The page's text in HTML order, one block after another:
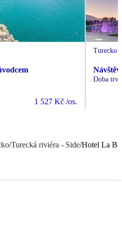
1 527 Kč /os.
Turecko
Doba
/Turecká riviéra - Side/Hotel La